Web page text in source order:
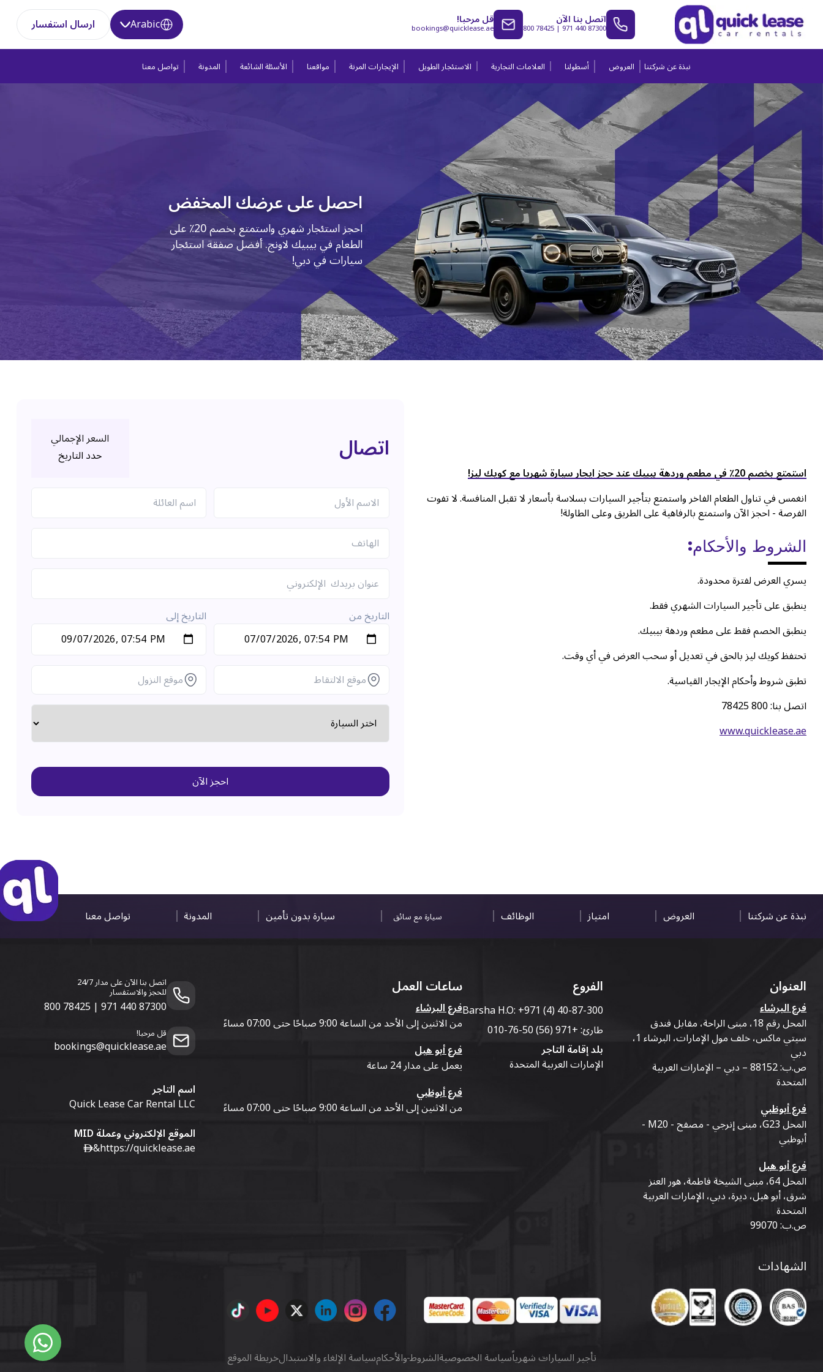
اتصل بنا الآن800 78425 |971 440 87300 قل مرحبا!
bookings@quicklease.ae
Arabic ارسال استفسار
نبذة عن شركتنا العروض أسطولنا العلامات التجارية الاستئجار الطويل الإيجارات المرنة مواقعنا الأسئلة الشائعة المدونة تواصل معنا
احصل على عرضك المخفض
احجز استئجار شهري واستمتع بخصم 20٪ على
الطعام في بيبيك لاونج. أفضل صفقة استئجار
سيارات في دبي!
استمتع بخصم 20٪ في مطعم وردهة بيبيك عند حجز ايجار سيارة شهريا مع كويك ليز!
انغمس في تناول الطعام الفاخر واستمتع بتأجير السيارات بسلاسة بأسعار لا تقبل المنافسة. لا تفوت
الفرصة - احجز الآن واستمتع بالرفاهية على الطريق وعلى الطاولة!
الشروط والأحكام:
يسري العرض لفترة محدودة.
ينطبق على تأجير السيارات الشهري فقط.
ينطبق الخصم فقط على مطعم وردهة بيبيك.
تحتفظ كويك ليز بالحق في تعديل أو سحب العرض في أي وقت.
تطبق شروط وأحكام الإيجار القياسية.
اتصل بنا: 800 78425
www.quicklease.ae
اتصال
السعر الإجمالي
حدد التاريخ
التاريخ من التاريخ إلى
احجز الآن
نبذة عن شركتنا العروض امتياز الوظائف سيارة مع سائق سيارة بدون تأمين المدونة تواصل معنا
العنوان
فرع البرشاء
المحل رقم 18، مبنى الراحة، مقابل فندق
سيتي ماكس، خلف مول الإمارات، البرشاء 1،
دبي
ص.ب: 88152 – دبي – الإمارات العربية
المتحدة
فرع أبوظبي
المحل G23، مبنى إنرجي - مصفح - M20 -
أبوظبي
فرع أبو هيل
المحل 64، مبنى الشيخة فاطمة، هور العنز
شرق، أبو هيل، ديرة، دبي، الإمارات العربية
المتحدة
ص.ب: 99070
الفروع
Barsha H.O:+971 (4) 40-87-300
طارئ:+971 (56) 50-76-010
بلد إقامة التاجر
الإمارات العربية المتحدة
ساعات العمل
فرع البرشاء
من الاثنين إلى الأحد من الساعة 9:00 صباحًا حتى 07:00 مساءً
فرع أبو هيل
يعمل على مدار 24 ساعة
فرع أبوظبي
من الاثنين إلى الأحد من الساعة 9:00 صباحًا حتى 07:00 مساءً
اتصل بنا الآن على مدار 24/7
للحجز والاستفسار
800 78425 | 971 440 87300
قل مرحبا!
bookings@quicklease.ae
اسم التاجر
Quick Lease Car Rental LLC
الموقع الإلكتروني وعملة MID
https://quicklease.ae
&
الشهادات
تأجير السيارات شهرياًسياسة الخصوصيةالشروط والأحكامسياسة الإلغاء والاستبدالخريطة الموقع